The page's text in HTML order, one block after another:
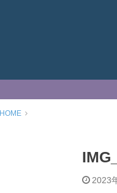
HOME
2023